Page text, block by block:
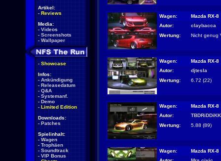
Artikel:
- Reviews
Media:
- Videos
- Screenshots
- Wallpaper
- Showcase
Infos:
- Ankündigung
- Releasedatum
- Q&A
- Systemanf.
- Demo
- Limited Edition
Downloads:
- Patches
Spielinhalt:
- Wagen
- Trophäen
- Soundtrack
- VIP Bonus
Wagen:
Mazda RX-8
Autor:
claybacca
Wertung:
Nicht genug
Wagen:
Mazda RX-8
Autor:
djtesla
Wertung:
6.72 (22)
Wagen:
Mazda RX-8
Autor:
TBDRiDDiKK
Wertung:
5.88 (89)
Wagen:
Mazda RX-8